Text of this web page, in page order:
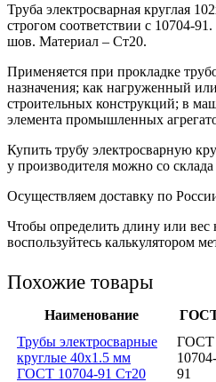
Труба электросварная круглая
строгом соответствии с 10704-
шов. Материал – Ст20.
Применяется при прокладке
назначения; как нагруженный
строительных конструкций; в
элемента промышленных
Купить трубу электросварную
у производителя можно со склада
Осуществляем доставку по
Чтобы определить длину или вес
воспользуйтесь калькулятором
Похожие товары
Наименование
Трубы электросварные
круглые 40x1.5 мм
ГОСТ 10704-91 Ст20
ГОСТ
10704-
91